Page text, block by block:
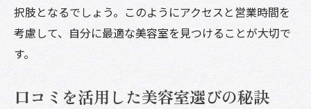
サロンでの自己表現の幅を広げる技術
美容室でのスタイルチェンジの決断法
択肢となるでしょう。このようにアクセスと営業時間を
考慮して、自分に最適な美容室を見つけることが大切で
す。
口コミを活用した美容室選びの秘訣